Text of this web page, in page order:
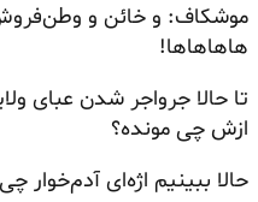
موشکاف: و خائن و
هاهاهاها!
تا حالا جرواجر شدن عبای
ازش چی مونده؟
حالا ببینیم اژه‌ای آدم‌خوار